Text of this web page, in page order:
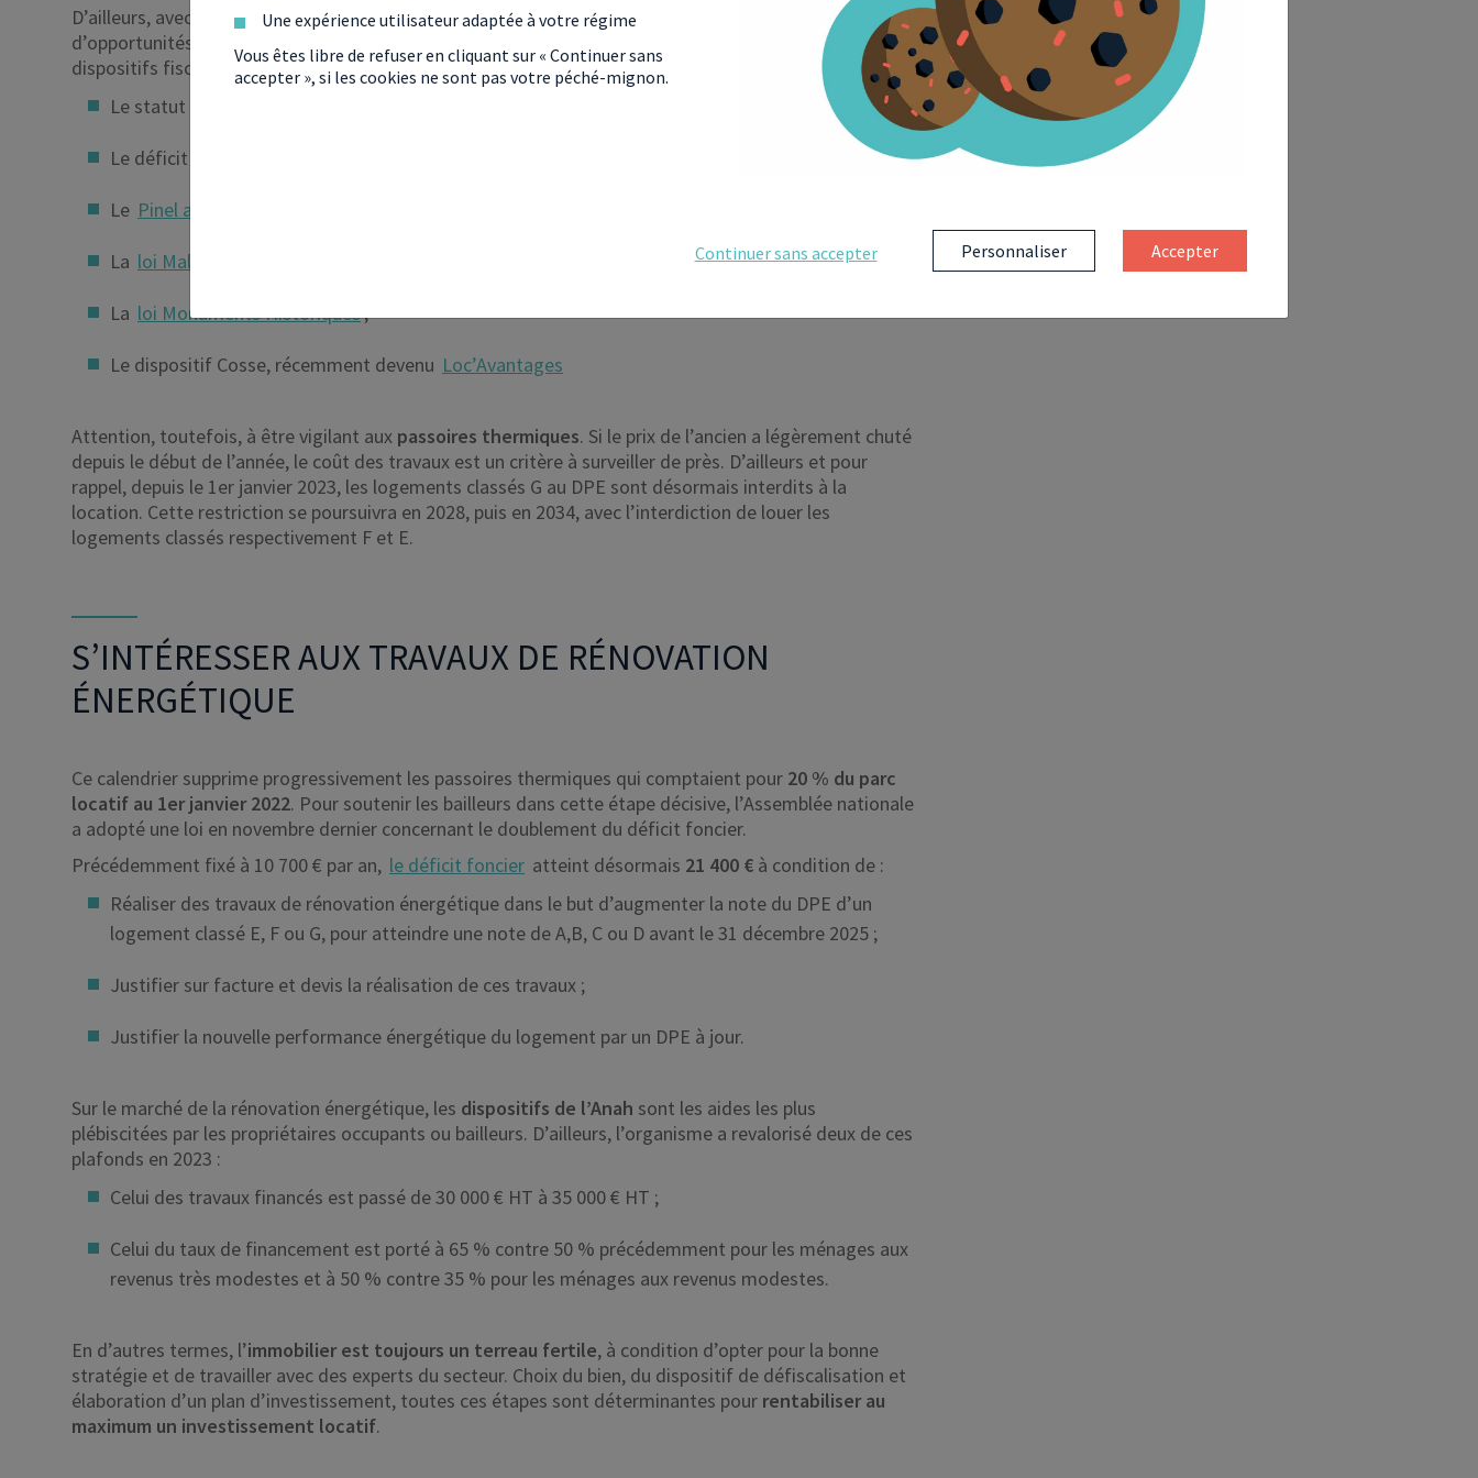
D’ailleurs, avec un marché du neuf à l’arrêt, l’ancien devient une alternative intéressante en termes
d’opportunités et d’avantages fiscaux. En effet, l’investissement dans l’ancien donne accès à certains
dispositifs fiscaux :
Le statut du
Le déficit foncier (dont le plafond a été doublé),
Le Pinel ancien
La loi Malraux
La loi Monuments Historiques,
Le dispositif Cosse, récemment devenu Loc’Avantages
Attention, toutefois, à être vigilant aux passoires thermiques. Si le prix de l’ancien a légèrement chuté
depuis le début de l’année, le coût des travaux est un critère à surveiller de près. D’ailleurs et pour
rappel, depuis le 1er janvier 2023, les logements classés G au DPE sont désormais interdits à la
location. Cette restriction se poursuivra en 2028, puis en 2034, avec l’interdiction de louer les
logements classés respectivement F et E.
S’INTÉRESSER AUX TRAVAUX DE RÉNOVATION
ÉNERGÉTIQUE
Ce calendrier supprime progressivement les passoires thermiques qui comptaient pour 20 % du parc
locatif au 1er janvier 2022. Pour soutenir les bailleurs dans cette étape décisive, l’Assemblée nationale
a adopté une loi en novembre dernier concernant le doublement du déficit foncier.
Précédemment fixé à 10 700 € par an, le déficit foncier atteint désormais 21 400 € à condition de :
Réaliser des travaux de rénovation énergétique dans le but d’augmenter la note du DPE d’un
logement classé E, F ou G, pour atteindre une note de A,B, C ou D avant le 31 décembre 2025 ;
Justifier sur facture et devis la réalisation de ces travaux ;
Justifier la nouvelle performance énergétique du logement par un DPE à jour.
Sur le marché de la rénovation énergétique, les dispositifs de l’Anah sont les aides les plus
plébiscitées par les propriétaires occupants ou bailleurs. D’ailleurs, l’organisme a revalorisé deux de ces
plafonds en 2023 :
Celui des travaux financés est passé de 30 000 € HT à 35 000 € HT ;
Celui du taux de financement est porté à 65 % contre 50 % précédemment pour les ménages aux
revenus très modestes et à 50 % contre 35 % pour les ménages aux revenus modestes.
En d’autres termes, l’immobilier est toujours un terreau fertile, à condition d’opter pour la bonne
stratégie et de travailler avec des experts du secteur. Choix du bien, du dispositif de défiscalisation et
élaboration d’un plan d’investissement, toutes ces étapes sont déterminantes pour rentabiliser au
maximum un investissement locatif.
Une expérience utilisateur adaptée à votre régime
Vous êtes libre de refuser en cliquant sur « Continuer sans
accepter », si les cookies ne sont pas votre péché-mignon.
Continuer sans accepter Personnaliser Accepter